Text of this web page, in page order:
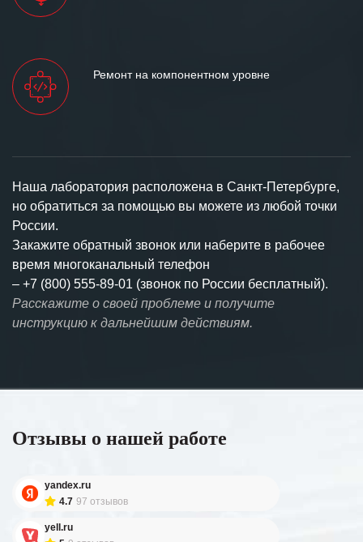
Ремонт на компонентном уровне
Наша лаборатория расположена в Санкт-Петербурге,
но обратиться за помощью вы можете из любой точки
России.
Закажите обратный звонок или наберите в рабочее
время многоканальный телефон
– +7 (800) 555-89-01 (звонок по России бесплатный).
Расскажите о своей проблеме и получите
инструкцию к дальнейшим действиям.
Отзывы о нашей работе
yandex.ru
4.7 97 отзывов
yell.ru